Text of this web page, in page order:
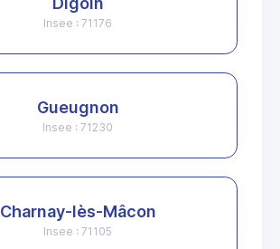
Insee : 71176
Gueugnon
Insee : 71230
Charnay-lès-Mâcon
Insee : 71105